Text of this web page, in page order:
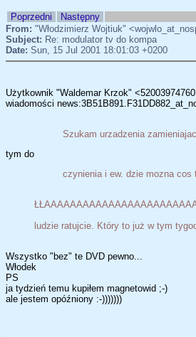
Poprzedni Następny
From: "Włodzimierz Wojtiuk"
Subject: Re: modulator tv do kompa
Date: Sun, 15 Jul 2001 18:01:03 +0200
Użytkownik "Waldemar Krzok"
wiadomości
Szukam urzadzenia
tym do
czynienia i ew. dzie mozna cos
ludzie ratujcie. Który to już w tym
Wszystko "bez" te DVD pewno...
Włodek
PS
ja tydzień temu kupiłem magnetowid ;-)
ale jestem opóźniony :-)))))))